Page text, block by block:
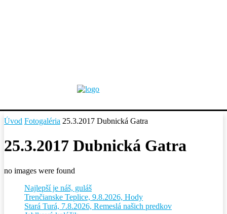
Úvod Fotogaléria 25.3.2017 Dubnická Gatra
25.3.2017 Dubnická Gatra
no images were found
Najlepší je náš, guláš
Trenčianske Teplice, 9.8.2026, Hody
Stará Turá, 7.8.2026, Remeslá našich predkov